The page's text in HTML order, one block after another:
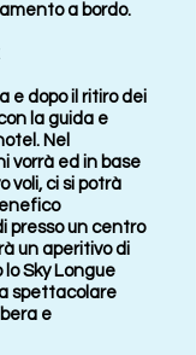
a bordo.
e dopo il ritiro dei
la guida e
Nel
vorrà ed in base
voli, ci si potrà
presso un centro
un aperitivo di
Sky Longue
spettacolare
e